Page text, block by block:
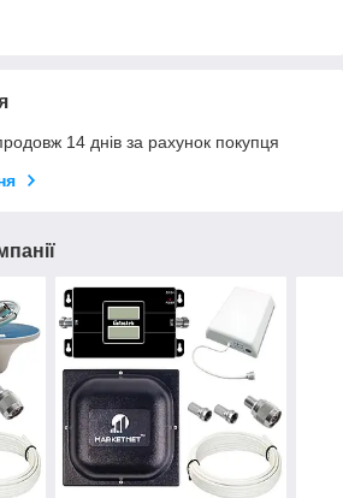
14 днів за рахунок покупця